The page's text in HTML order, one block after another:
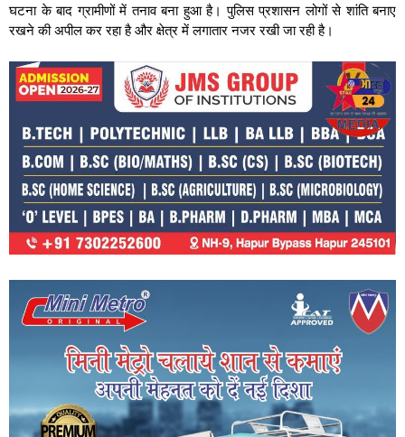
घटना के बाद ग्रामीणों में तनाव बना हुआ है। पुलिस प्रशासन लोगों से शांति बनाए
रखने की अपील कर रहा है और क्षेत्र में लगातार नजर रखी जा रही है।